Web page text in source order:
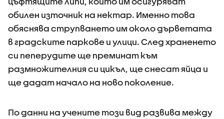
обилен източник на нектар. Именно това
обяснява струпването им около дърветата
в градските паркове и улици. След храненето
си пеперудите ще преминат към
размножителния си цикъл, ще снесат яйца и
ще дадат начало на ново поколение.
По данни на учените този вид развива между